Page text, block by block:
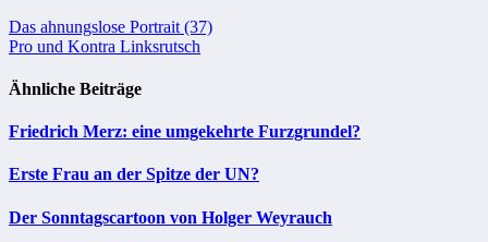
Beitragsnavigation
Das ahnungslose Portrait (37)
Pro und Kontra Linksrutsch
Ähnliche Beiträge
Friedrich Merz: eine umgekehrte Furzgrundel?
Erste Frau an der Spitze der UN?
Der Sonntagscartoon von Holger Weyrauch